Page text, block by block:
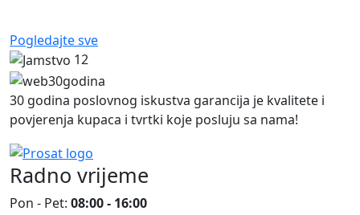
Pogledajte sve
12
30 godina poslovnog iskustva garancija je kvalitete i
povjerenja kupaca i tvrtki koje posluju sa nama!
Radno vrijeme
Pon - Pet: 08:00 - 16:00